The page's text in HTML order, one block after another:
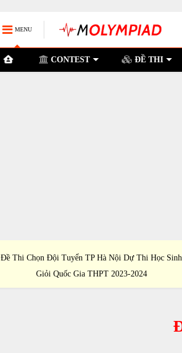
MENU
CONTEST ĐỀ THI
Đề Thi Chọn Đội Tuyển TP Hà Nội Dự Thi Học Sinh
Giỏi Quốc Gia THPT 2023-2024
ĐẶT